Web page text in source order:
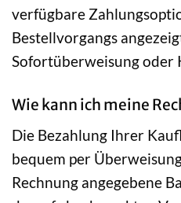
verfügbare
Bestellvorgangs
Sofortüberweisung oder
Wie kann ich meine
Die Bezahlung Ihrer
bequem per
Rechnung angegebene